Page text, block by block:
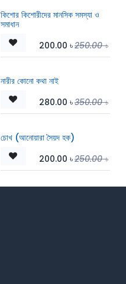
কিশোর কিশোরীদের মানসিক সমস্যা ও
সমাধান
200.00 ৳250.00৳
নারীর কোনো কথা নাই
280.00 ৳350.00৳
চোখ (আনোয়ারা সৈয়দ হক)
200.00 ৳250.00৳